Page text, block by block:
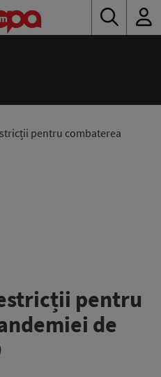
pentru combaterea
pentru
de